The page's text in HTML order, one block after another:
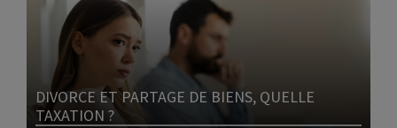
DIVORCE ET PARTAGE DE BIENS, QUELLE
TAXATION ?